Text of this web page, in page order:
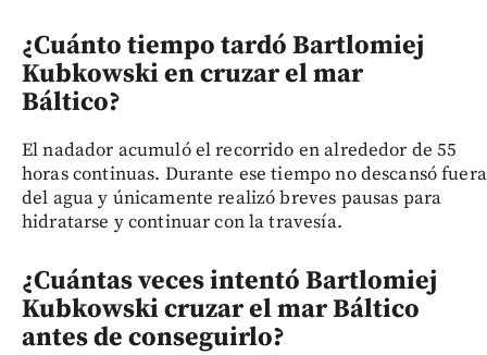
¿Cuánto tiempo tardó Bartlomiej
Kubkowski en cruzar el mar
Báltico?
El nadador acumuló el recorrido en alrededor de 55
horas continuas. Durante ese tiempo no descansó fuera
del agua y únicamente realizó breves pausas para
hidratarse y continuar con la travesía.
¿Cuántas veces intentó Bartlomiej
Kubkowski cruzar el mar Báltico
antes de conseguirlo?